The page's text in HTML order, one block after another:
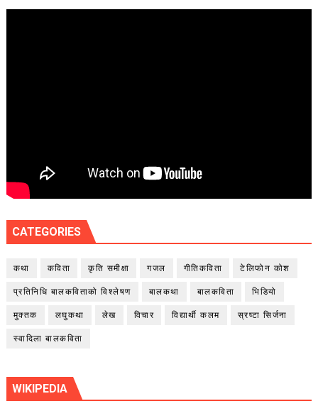
CATEGORIES
कथा कविता कृति समीक्षा गजल गीतिकविता टेलिफोन कोश
प्रतिनिधि बालकविताको विश्लेषण बालकथा बालकविता भिडियो
मुक्तक लघुकथा लेख विचार विद्यार्थी कलम स्रष्टा सिर्जना
स्वादिला बालकविता
WIKIPEDIA